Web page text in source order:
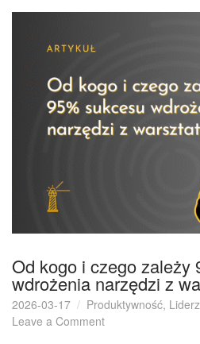
Od kogo i czego zależy
wdrożenia narzędzi z
2026-03-17 Produktywność,
Leave a Commenton